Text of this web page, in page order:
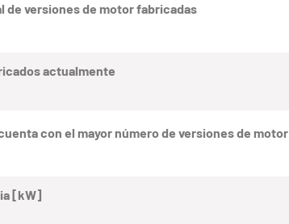
de versiones de motor fabricadas
actualmente
con el mayor número de versiones de motor
[kW]